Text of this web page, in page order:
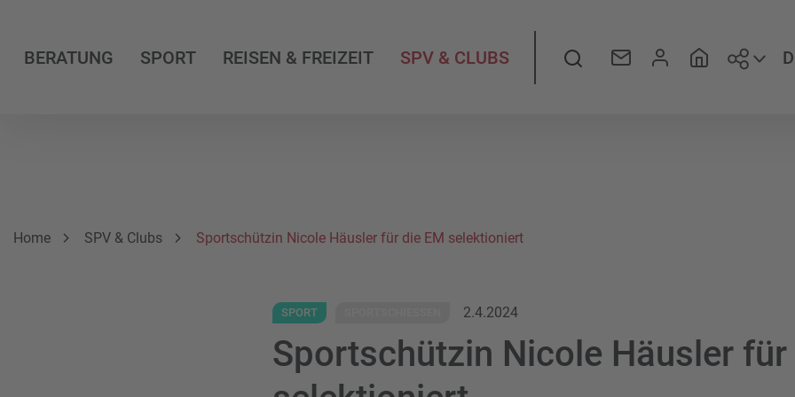
BERATUNG SPORT REISEN & FREIZEIT SPV & CLUBS Suche
Breadcrumbnavigation
Sie befinden sich hier:
Home SPV & Clubs Sportschützin Nicole Häusler für die EM selektioniert
SPORT 2.4.2024
Sportschützin Nicole Häusler für